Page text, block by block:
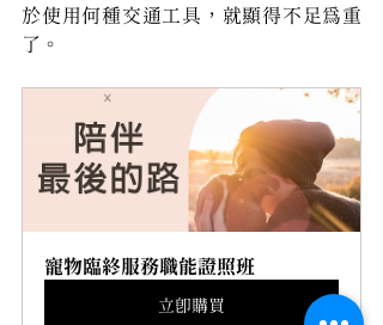
於使用何種交通工具，就顯得不足為重
了。
寵物臨終服務職能證照班
立即購買